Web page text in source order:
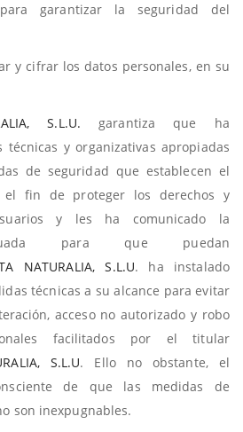
garantizar la seguridad del
y cifrar los datos personales, en su
S.L.U. garantiza que ha
técnicas y organizativas apropiadas
de seguridad que establecen el
el fin de proteger los derechos y
y les ha comunicado la
para que puedan
NATURALIA, S.L.U. ha instalado
técnicas a su alcance para evitar
acceso no autorizado y robo
facilitados por el titular
S.L.U. Ello no obstante, el
de que las medidas de
son inexpugnables.